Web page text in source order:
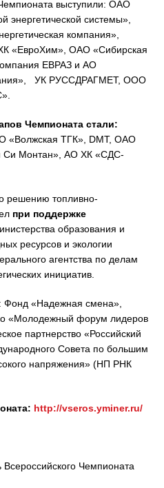
выступили: ОАО
энергетической системы»,
компания»,
«ЕвроХим», ОАО «Сибирская
ЕВРАЗ и АО
УК РУССДРАГМЕТ, ООО
Чемпионата стали:
«Волжская ТГК», DMT, ОАО
Си Монтан», АО ХК «СДС-
решению топливно-
при поддержке
образования и
ресурсов и экологии
агентства по делам
инициатив.
Фонд «Надежная смена»,
«Молодежный форум лидеров
партнерство «Российский
Совета по большим
напряжения» (НП РНК
http://vseros.yminer.ru/
Чемпионата